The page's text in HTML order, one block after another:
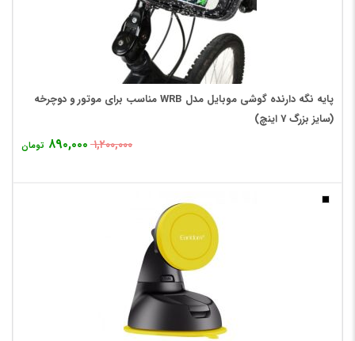
پایه نگه دارنده گوشی موبایل مدل WRB مناسب برای موتور و دوچرخه
(سایز بزرگ 7 اینچ)
۱,۲۰۰,۰۰۰ ۸۹۰,۰۰۰ تومان